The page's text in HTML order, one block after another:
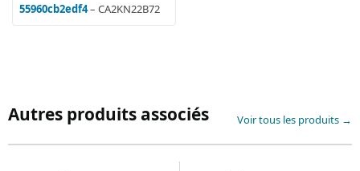
55960cb2edf4– CA2KN22B72
Autres produits associés Voir tous les produits →